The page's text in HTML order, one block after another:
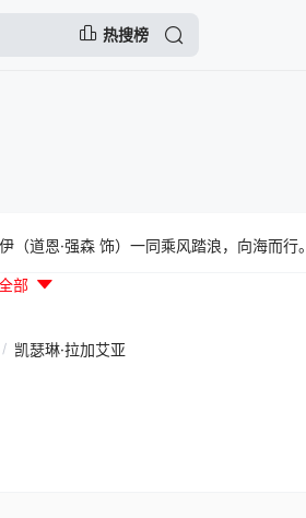
热搜榜
道恩·强森 饰）一同乘风踏浪，向海而行。
部
/ 凯瑟琳·拉加艾亚